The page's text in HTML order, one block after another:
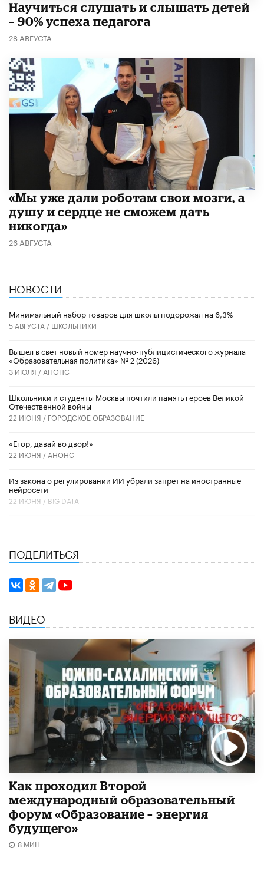
Научиться слушать и слышать детей
– 90% успеха педагога
28 АВГУСТА
«Мы уже дали роботам свои мозги, а
душу и сердце не сможем дать
никогда»
26 АВГУСТА
НОВОСТИ
Минимальный набор товаров для школы подорожал на 6,3%
5 АВГУСТА / ШКОЛЬНИКИ
Вышел в свет новый номер научно-публицистического журнала
«Образовательная политика» № 2 (2026)
3 ИЮЛЯ / АНОНС
Школьники и студенты Москвы почтили память героев Великой
Отечественной войны
22 ИЮНЯ / ГОРОДСКОЕ ОБРАЗОВАНИЕ
«Егор, давай во двор!»
22 ИЮНЯ / АНОНС
Из закона о регулировании ИИ убрали запрет на иностранные
нейросети
22 ИЮНЯ / BIG DATA
ПОДЕЛИТЬСЯ
ВИДЕО
Как проходил Второй
международный образовательный
форум «Образование – энергия
будущего»​
8 МИН.